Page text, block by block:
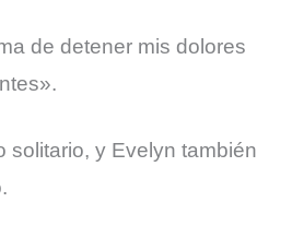
de detener mis dolores
solitario, y Evelyn también